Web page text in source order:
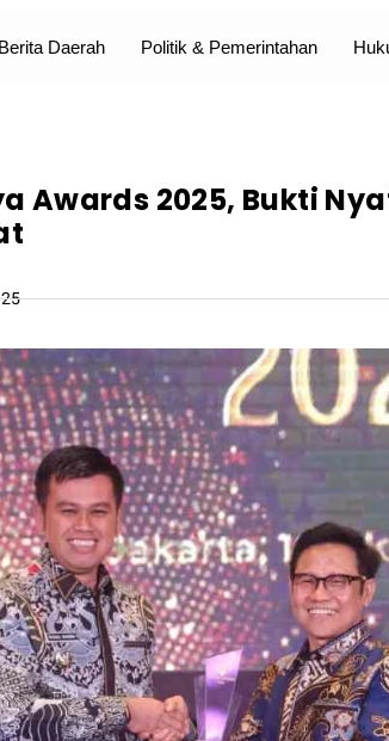
Berita Daerah Politik & Pemerintahan
Awards 2025, Bukti